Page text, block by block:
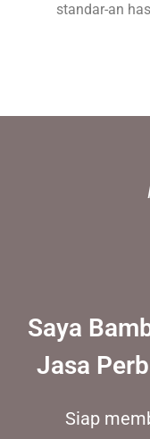
standar-an
Saya
Jasa
Siap